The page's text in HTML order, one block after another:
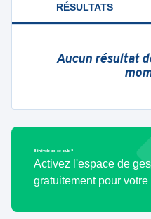
RÉSULTATS
Aucun résultat
Bénévole de ce club ?
Activez l'espace de
gratuitement pour votre